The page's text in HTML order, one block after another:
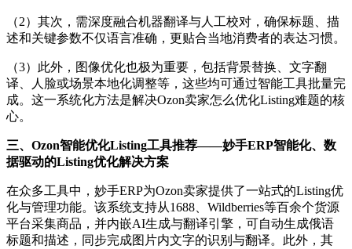
（2） 其次，需深度融合机器翻译与人工校对，确保标题、描
述和关键参数不仅语言准确，更贴合当地消费者的表达习惯。
（3）此外，图像优化也极为重要，包括背景替换、文字翻
译、人脸或场景本地化调整等，这些均可通过智能工具批量完
成。这一系统化方法是解决Ozon卖家怎么优化Listing难题的核
心。
三、 Ozon智能优化Listing工具推荐——妙手ERP智能化、数
据驱动的Listing优化解决方案
在众多工具中，妙手ERP为Ozon卖家提供了一站式的Listing优
化与管理功能。该系统支持从1688、Wildberries等百余个货源
平台采集商品，并内嵌AI生成与翻译引擎，可自动生成俄语
标题和描述，同步完成图片内文字的识别与翻译。此外，其